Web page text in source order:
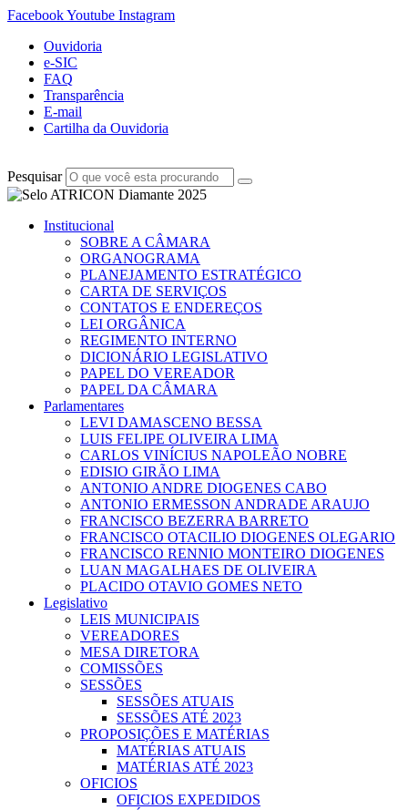
FacebookYoutube Instagram
Ouvidoria
e-SIC
FAQ
Transparência
E-mail
Cartilha da Ouvidoria
Pesquisar
Institucional
SOBRE A CÂMARA
ORGANOGRAMA
PLANEJAMENTO ESTRATÉGICO
CARTA DE SERVIÇOS
CONTATOS E ENDEREÇOS
LEI ORGÂNICA
REGIMENTO INTERNO
DICIONÁRIO LEGISLATIVO
PAPEL DO VEREADOR
PAPEL DA CÂMARA
Parlamentares
LEVI DAMASCENO BESSA
LUIS FELIPE OLIVEIRA LIMA
CARLOS VINÍCIUS NAPOLEÃO NOBRE
EDISIO GIRÃO LIMA
ANTONIO ANDRE DIOGENES CABO
ANTONIO ERMESSON ANDRADE ARAUJO
FRANCISCO BEZERRA BARRETO
FRANCISCO OTACILIO DIOGENES OLEGARIO
FRANCISCO RENNIO MONTEIRO DIOGENES
LUAN MAGALHAES DE OLIVEIRA
PLACIDO OTAVIO GOMES NETO
Legislativo
LEIS MUNICIPAIS
VEREADORES
MESA DIRETORA
COMISSÕES
SESSÕES
SESSÕES ATUAIS
SESSÕES ATÉ 2023
PROPOSIÇÕES E MATÉRIAS
MATÉRIAS ATUAIS
MATÉRIAS ATÉ 2023
OFICIOS
OFICIOS EXPEDIDOS